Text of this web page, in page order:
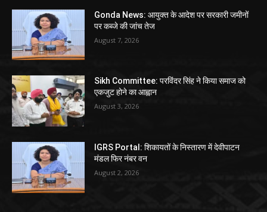
Gonda News: आयुक्त के आदेश पर सरकारी जमीनों
पर कब्जे की जांच तेज
August 7, 2026
Sikh Committee: परविंदर सिंह ने किया समाज को
एकजुट होने का आह्वान
August 3, 2026
IGRS Portal: शिकायतों के निस्तारण में देवीपाटन
मंडल फिर नंबर वन
August 2, 2026